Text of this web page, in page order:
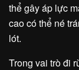
thể gây áp lực
cao có thể né
lót.
Trong vai trò đi